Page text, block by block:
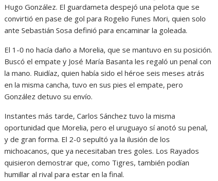
Hugo González. El guardameta despejó una pelota que se
convirtió en pase de gol para Rogelio Funes Mori, quien solo
ante Sebastián Sosa definió para encaminar la goleada.
El 1-0 no hacía daño a Morelia, que se mantuvo en su posición.
Buscó el empate y José María Basanta les regaló un penal con
la mano. Ruidíaz, quien había sido el héroe seis meses atrás
en la misma cancha, tuvo en sus pies el empate, pero
González detuvo su envío.
Instantes más tarde, Carlos Sánchez tuvo la misma
oportunidad que Morelia, pero el uruguayo sí anotó su penal,
y de gran forma. El 2-0 sepultó ya la ilusión de los
michoacanos, que ya necesitaban tres goles. Los Rayados
quisieron demostrar que, como Tigres, también podían
humillar al rival para estar en la final.